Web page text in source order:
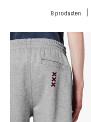
8 producten